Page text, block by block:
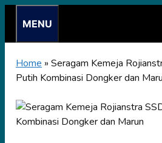
content
MENU
Home » Seragam Kemeja
Putih Kombinasi Dongker dan